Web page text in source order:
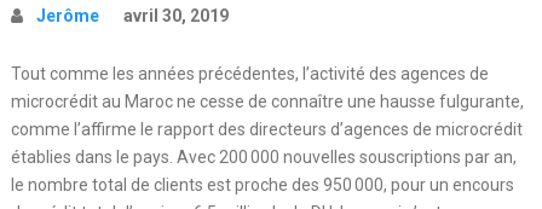
Jerôme avril 30, 2019
Tout comme les années précédentes, l’activité des agences de
microcrédit au Maroc ne cesse de connaître une hausse fulgurante,
comme l’affirme le rapport des directeurs d’agences de microcrédit
établies dans le pays. Avec 200 000 nouvelles souscriptions par an,
le nombre total de clients est proche des 950 000, pour un encours